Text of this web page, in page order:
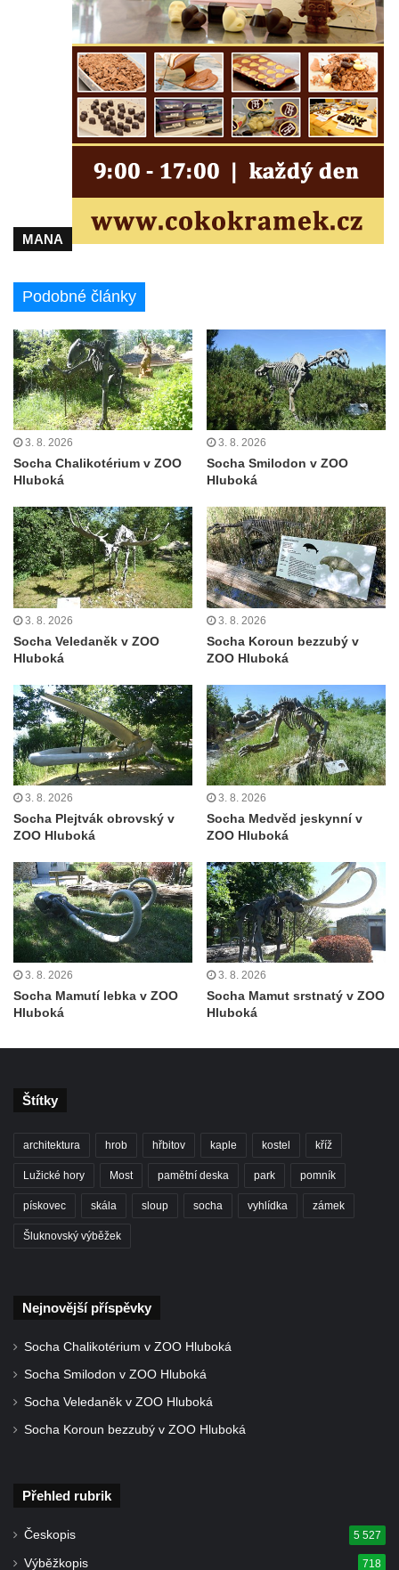
Liberci
Pamětní deska Vojtěcha Kocmicha na
domě čp. 37 v ulici Betlém v Římově
Pomník na paměť zrušení roboty v Plavu
Socha vodníka v Plavu
Socha svatého Jana Nepomuckého v
Třebušíně
Fischera na domě čp. 5/16 na třídě 9.
května v Rumburku
severně od Tokáně
Huberta
Obrázek svatého Jakuba na skále u cesty
východně od Srbské Kamenice
Busta Jana Amose Komenského na domě
čp. 37 v Račicích
Socha ležícího koně v Sadech
Socha Medvídě v Tierpark Chemnitz
Sochy Ležící žena v Tierpark Chemnitz
Sochy Ptáci v Tierpark Chemnitz
Socha Skupina jeřábů v Tierpark Chemnitz
Socha Dívka s mušlí v ZOO Leipzig
Socha Tygr v ZOO Leipzig
Socha Atlet v ZOO Leipzig
Socha Marabu v ZOO Leipzig
Busta Karla Maxe Schneidera v ZOO
Leipzig
Socha Iásón v ZOO Leipzig
Socha Býk v ZOO Dresden
Socha Uprchlý otrok bojuje s divokým psem
v ZOO Dresden
Socha krokodýla v ZOO Dresden
Socha slona v ZOO Dresden
Socha Faun s medvíďaty v ZOO Dresden
Pamětní kámen revitalizace Vltavy Vraňany
a 30. výročí listopadu 1989 v Hrobčicích
Boží muka v parku před domem čp. 17 v
Hrobčic
Socha svatého Antonína poustevníka v
Povodňový sloup II. v Dobříni
MANA
Podobné články
3. 8. 2026
Socha Chalikotérium v ZOO
Hluboká
3. 8. 2026
Socha Smilodon v ZOO
Hluboká
3. 8. 2026
Socha Veledaněk v ZOO
Hluboká
3. 8. 2026
Socha Koroun bezzubý v
ZOO Hluboká
3. 8. 2026
Socha Plejtvák obrovský v
ZOO Hluboká
3. 8. 2026
Socha Medvěd jeskynní v
ZOO Hluboká
3. 8. 2026
Socha Mamutí lebka v ZOO
Hluboká
3. 8. 2026
Socha Mamut srstnatý v ZOO
Hluboká
Štítky
architektura hrob hřbitov kaple kostel kříž
Lužické hory Most pamětní deska park pomník
pískovec skála sloup socha vyhlídka zámek
Šluknovský výběžek
Nejnovější příspěvky
Socha Chalikotérium v ZOO Hluboká
Socha Smilodon v ZOO Hluboká
Socha Veledaněk v ZOO Hluboká
Socha Koroun bezzubý v ZOO Hluboká
Přehled rubrik
Českopis 5 527
Výběžkopis 718